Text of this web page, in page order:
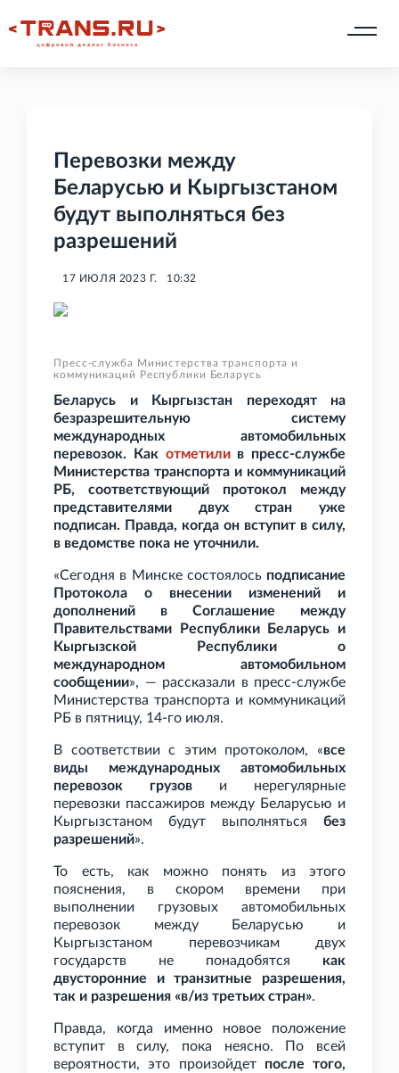
Перевозки между
Беларусью и Кыргызстаном
будут выполняться без
разрешений
17 ИЮЛЯ 2023 Г. 10:32
Пресс-служба Министерства транспорта и
коммуникаций Республики Беларусь
Беларусь и Кыргызстан переходят на
безразрешительную систему
международных автомобильных
перевозок. Как отметилив пресс-службе
Министерства транспорта и коммуникаций
РБ, соответствующий протокол между
представителями двух стран уже
подписан. Правда, когда он вступит в силу,
в ведомстве пока не уточнили.
«Сегодня в Минске состоялось подписание
Протокола о внесении изменений и
дополнений в Соглашение между
Правительствами Республики Беларусь и
Кыргызской Республики о
международном автомобильном
сообщении», — рассказали в пресс-службе
Министерства транспорта и коммуникаций
РБ в пятницу, 14-го июля.
В соответствии с этим протоколом, «все
виды международных автомобильных
перевозок грузов и нерегулярные
перевозки пассажиров между Беларусью и
Кыргызстаном будут выполняться без
разрешений».
То есть, как можно понять из этого
пояснения, в скором времени при
выполнении грузовых автомобильных
перевозок между Беларусью и
Кыргызстаном перевозчикам двух
государств не понадобятся как
двусторонние и транзитные разрешения,
так и разрешения «в/из третьих стран».
Правда, когда именно новое положение
вступит в силу, пока неясно. По всей
вероятности, это произойдет после того,